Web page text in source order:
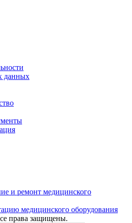
данных
и ремонт медицинского
медицинского оборудования
права защищены.